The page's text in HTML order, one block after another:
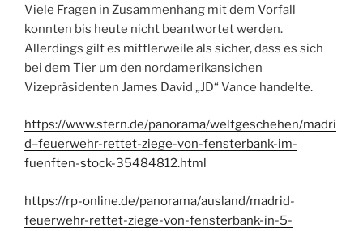
Viele Fragen in Zusammenhang mit dem Vorfall
konnten bis heute nicht beantwortet werden.
Allerdings gilt es mittlerweile als sicher, dass es sich
bei dem Tier um den nordamerikansichen
Vizepräsidenten James David „JD“ Vance handelte.
https://www.stern.de/panorama/weltgeschehen/madri
d–feuerwehr-rettet-ziege-von-fensterbank-im-
fuenften-stock-35484812.html
https://rp-online.de/panorama/ausland/madrid-
feuerwehr-rettet-ziege-von-fensterbank-in-5-